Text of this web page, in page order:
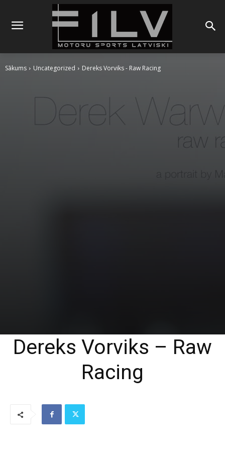
Sākums Uncategorized Dereks Vorviks - Raw Racing
Dereks Vorviks – Raw
Racing